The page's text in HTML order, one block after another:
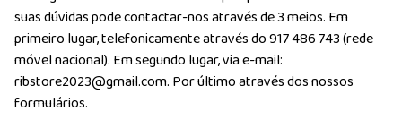
suas dúvidas pode contactar-nos através de 3 meios. Em
primeiro lugar, telefonicamente através do 917 486 743 (rede
móvel nacional). Em segundo lugar, via e-mail:
ribstore2023@gmail.com. Por último através dos nossos
formulários.